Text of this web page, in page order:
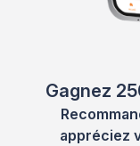
Gagnez
appréciez